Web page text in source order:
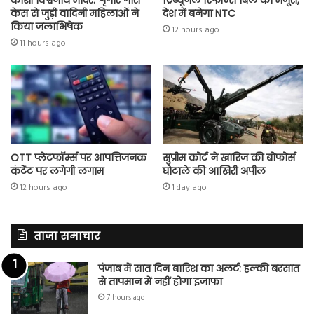
केस से जुड़ी वादिनी महिलाओं ने
किया जलाभिषेक
11 hours ago
देश में बनेगा NTC
12 hours ago
OTT प्लेटफॉर्म्स पर आपत्तिजनक
कंटेंट पर लगेगी लगाम
12 hours ago
सुप्रीम कोर्ट ने खारिज की बोफोर्स
घोटाले की आखिरी अपील
1 day ago
ताज़ा समाचार
पंजाब में सात दिन बारिश का अलर्ट: हल्की बरसात
से तापमान में नहीं होगा इजाफा
7 hours ago